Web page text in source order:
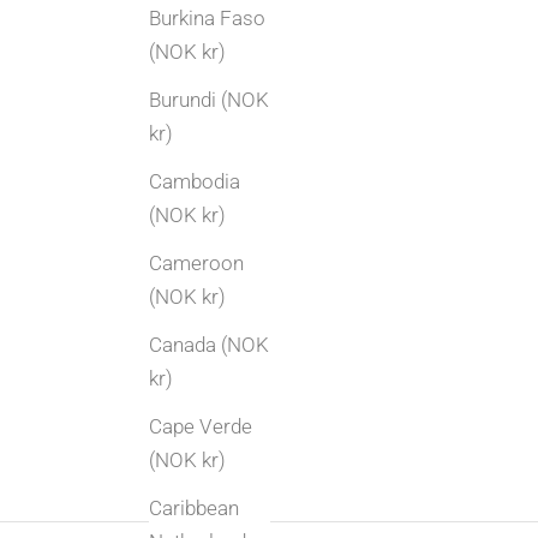
Burkina Faso
(NOK kr)
Burundi (NOK
kr)
Cambodia
(NOK kr)
Cameroon
(NOK kr)
Canada (NOK
kr)
Cape Verde
(NOK kr)
Caribbean